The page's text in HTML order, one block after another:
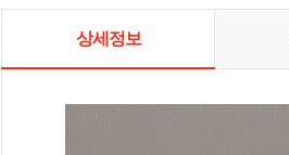
상세정보